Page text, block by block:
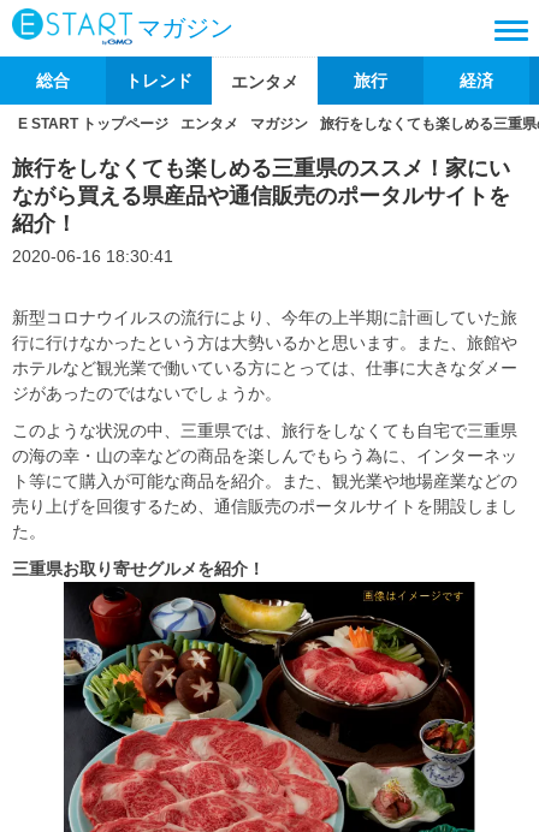
マガジン
総合 トレンド エンタメ 旅行 経済
E START トップページ エンタメ マガジン 旅行をしなくても楽しめる三重
旅行をしなくても楽しめる三重県のススメ！家にい
ながら買える県産品や通信販売のポータルサイトを
紹介！
2020-06-16 18:30:41
新型コロナウイルスの流行により、今年の上半期に計画していた旅
行に行けなかったという方は大勢いるかと思います。また、旅館や
ホテルなど観光業で働いている方にとっては、仕事に大きなダメー
ジがあったのではないでしょうか。
このような状況の中、三重県では、旅行をしなくても自宅で三重県
の海の幸・山の幸などの商品を楽しんでもらう為に、インターネッ
ト等にて購入が可能な商品を紹介。また、観光業や地場産業などの
売り上げを回復するため、通信販売のポータルサイトを開設しまし
た。
三重県お取り寄せグルメを紹介！